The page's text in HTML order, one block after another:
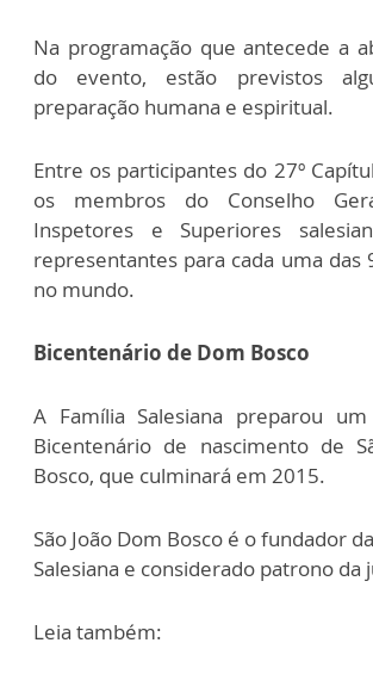
Na programação que antecede a
do evento, estão previstos
preparação humana e espiritual.
Entre os participantes do 27º
os membros do Conselho
Inspetores e Superiores
representantes para cada uma das
no mundo.
Bicentenário de Dom Bosco
A Família Salesiana preparou
Bicentenário de nascimento de
Bosco, que culminará em 2015.
São João Dom Bosco é o fundador
Salesiana e considerado patrono da
Leia também: